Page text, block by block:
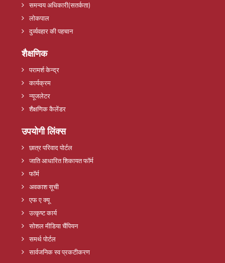
समन्वय अधिकारी(सतर्कता)
लोकपाल
दुर्व्यवहार की पहचान
शैक्षणिक
परामर्श केन्द्र
कार्यक्रम
न्यूजलेटर
शैक्षणिक कैलेंडर
उपयोगी लिंक्स
छात्र परिवाद पोर्टल
जाति आधारित शिकायत फॉर्म
फॉर्म
अवकाश सूची
एफ ए क्यू
उत्कृष्ट कार्य
सोशल मीडिया चैंपियन
समर्थ पोर्टल
सार्वजनिक स्व प्रकटीकरण